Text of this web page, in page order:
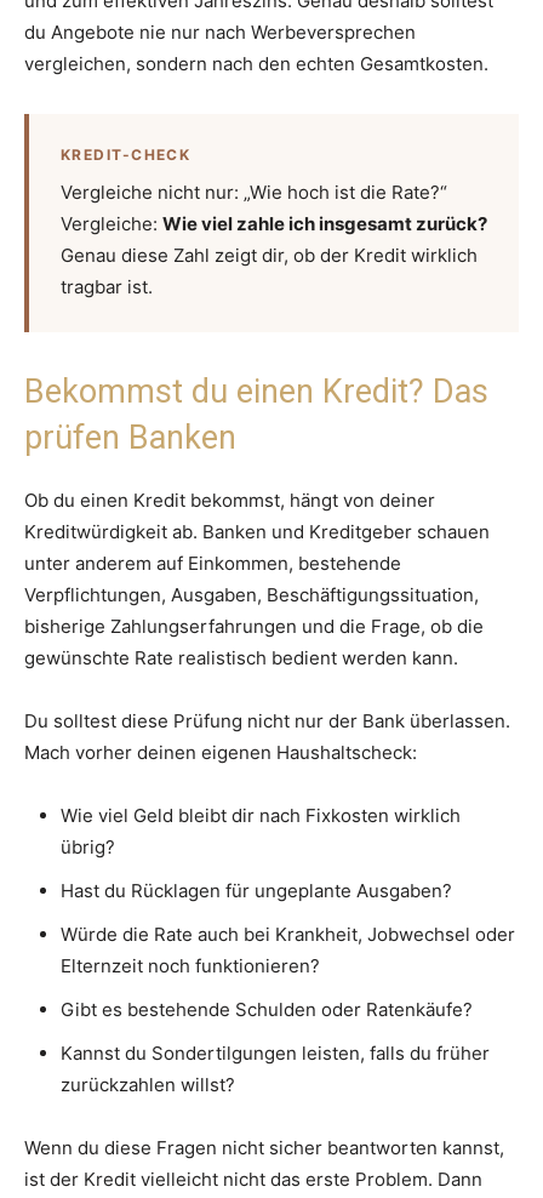
du Angebote nie nur nach Werbeversprechen
vergleichen, sondern nach den echten Gesamtkosten.
KREDIT-CHECK
Vergleiche nicht nur: „Wie hoch ist die Rate?“
Vergleiche: Wie viel zahle ich insgesamt zurück?
Genau diese Zahl zeigt dir, ob der Kredit wirklich
tragbar ist.
Bekommst du einen Kredit? Das
prüfen Banken
Ob du einen Kredit bekommst, hängt von deiner
Kreditwürdigkeit ab. Banken und Kreditgeber schauen
unter anderem auf Einkommen, bestehende
Verpflichtungen, Ausgaben, Beschäftigungssituation,
bisherige Zahlungserfahrungen und die Frage, ob die
gewünschte Rate realistisch bedient werden kann.
Du solltest diese Prüfung nicht nur der Bank überlassen.
Mach vorher deinen eigenen Haushaltscheck:
Wie viel Geld bleibt dir nach Fixkosten wirklich
übrig?
Hast du Rücklagen für ungeplante Ausgaben?
Würde die Rate auch bei Krankheit, Jobwechsel oder
Elternzeit noch funktionieren?
Gibt es bestehende Schulden oder Ratenkäufe?
Kannst du Sondertilgungen leisten, falls du früher
zurückzahlen willst?
Wenn du diese Fragen nicht sicher beantworten kannst,
ist der Kredit vielleicht nicht das erste Problem. Dann